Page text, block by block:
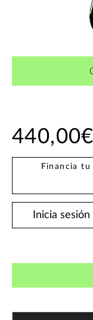
440,00€
Financia tu
Inicia